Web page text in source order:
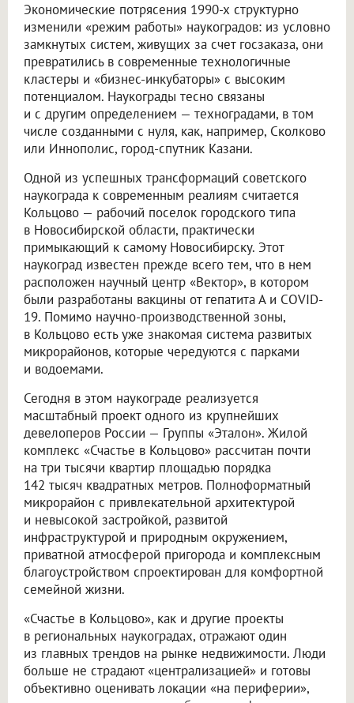
Экономические потрясения 1990-х структурно
изменили «режим работы» наукоградов: из условно
замкнутых систем, живущих за счет госзаказа, они
превратились в современные технологичные
кластеры и «бизнес-инкубаторы» с высоким
потенциалом. Наукограды тесно связаны
и с другим определением — техноградами, в том
числе созданными с нуля, как, например, Сколково
или Иннополис, город-спутник Казани.
Одной из успешных трансформаций советского
наукограда к современным реалиям считается
Кольцово — рабочий поселок городского типа
в Новосибирской области, практически
примыкающий к самому Новосибирску. Этот
наукоград известен прежде всего тем, что в нем
расположен научный центр «Вектор», в котором
были разработаны вакцины от гепатита А и COVID-
19. Помимо научно-производственной зоны,
в Кольцово есть уже знакомая система развитых
микрорайонов, которые чередуются с парками
и водоемами.
Сегодня в этом наукограде реализуется
масштабный проект одного из крупнейших
девелоперов России — Группы «Эталон». Жилой
комплекс «Счастье в Кольцово» рассчитан почти
на три тысячи квартир площадью порядка
142 тысяч квадратных метров. Полноформатный
микрорайон с привлекательной архитектурой
и невысокой застройкой, развитой
инфраструктурой и природным окружением,
приватной атмосферой пригорода и комплексным
благоустройством спроектирован для комфортной
семейной жизни.
«Счастье в Кольцово», как и другие проекты
в региональных наукоградах, отражают один
из главных трендов на рынке недвижимости. Люди
больше не страдают «централизацией» и готовы
объективно оценивать локации «на периферии»,